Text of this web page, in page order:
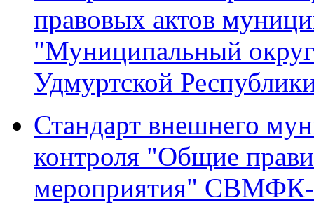
правовых актов
"Муниципальный
Удмуртской
Стандарт внешнего
контроля "Общие
мероприятия"